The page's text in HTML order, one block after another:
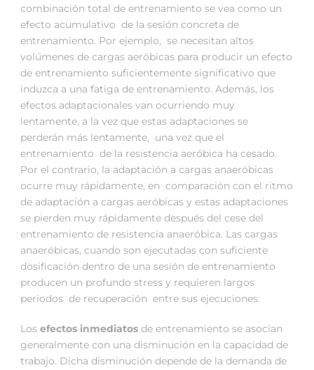
combinación total de entrenamiento se vea como un
efecto acumulativo de la sesión concreta de
entrenamiento. Por ejemplo, se necesitan altos
volúmenes de cargas aeróbicas para producir un efecto
de entrenamiento suficientemente significativo que
induzca a una fatiga de entrenamiento. Además, los
efectos adaptacionales van ocurriendo muy
lentamente. a la vez que estas adaptaciones se
perderán más lentamente, una vez que el
entrenamiento de la resistencia aeróbica ha cesado.
Por el contrario, la adaptación a cargas anaeróbicas
ocurre muy rápidamente, en comparación con el ritmo
de adaptación a cargas aeróbicas y estas adaptaciones
se pierden muy rápidamente después del cese del
entrenamiento de resistencia anaeróbica. Las cargas
anaeróbicas, cuando son ejecutadas con suficiente
dosificación dentro de una sesión de entrenamiento
producen un profundo stress y requieren largos
periodos de recuperación entre sus ejecuciones.
Los efectos inmediatos de entrenamiento se asocian
generalmente con una disminución en la capacidad de
trabajo. Dicha disminución depende de la demanda de